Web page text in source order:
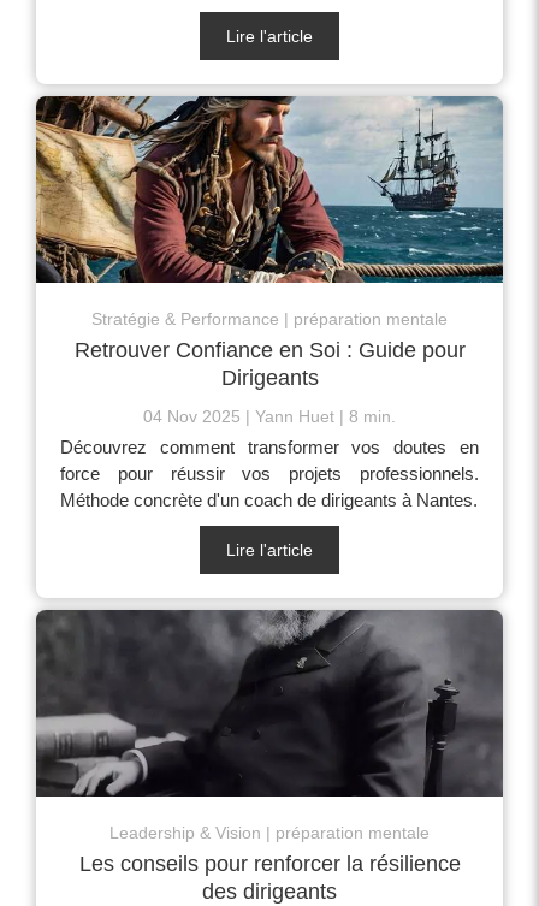
Lire l'article
Stratégie & Performance préparation mentale
Retrouver Confiance en Soi : Guide pour
Dirigeants
04 Nov 2025 Yann Huet 8 min.
Découvrez comment transformer vos doutes en
force pour réussir vos projets professionnels.
Méthode concrète d'un coach de dirigeants à Nantes.
Lire l'article
Leadership & Vision préparation mentale
Les conseils pour renforcer la résilience
des dirigeants